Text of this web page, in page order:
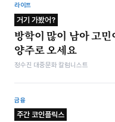
라이프
거기 가봤어?
방학이 많이 남아 고
양주로 오세요
정수진 대중문화 칼럼니스트
금융
주간 코인플릭스